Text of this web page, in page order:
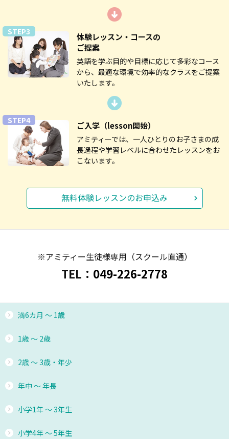
STEP3
体験レッスン・コースの
ご提案
英語を学ぶ目的や目標に応じて多彩なコース
から、最適な環境で効率的なクラスをご提案
いたします。
STEP4 ご入学 （lesson開始）
アミティーでは、一人ひとりのお子さまの成
長過程や学習レベルに合わせたレッスンをお
こないます。
無料体験レッスンのお申込み
※アミティー生徒様専用（スクール直通）
TEL： 049-226-2778
満6カ月 ～ 1歳
1歳 ～ 2歳
2歳 ～ 3歳・年少
年中 ～ 年長
小学1年 ～ 3年生
小学4年 ～ 5年生